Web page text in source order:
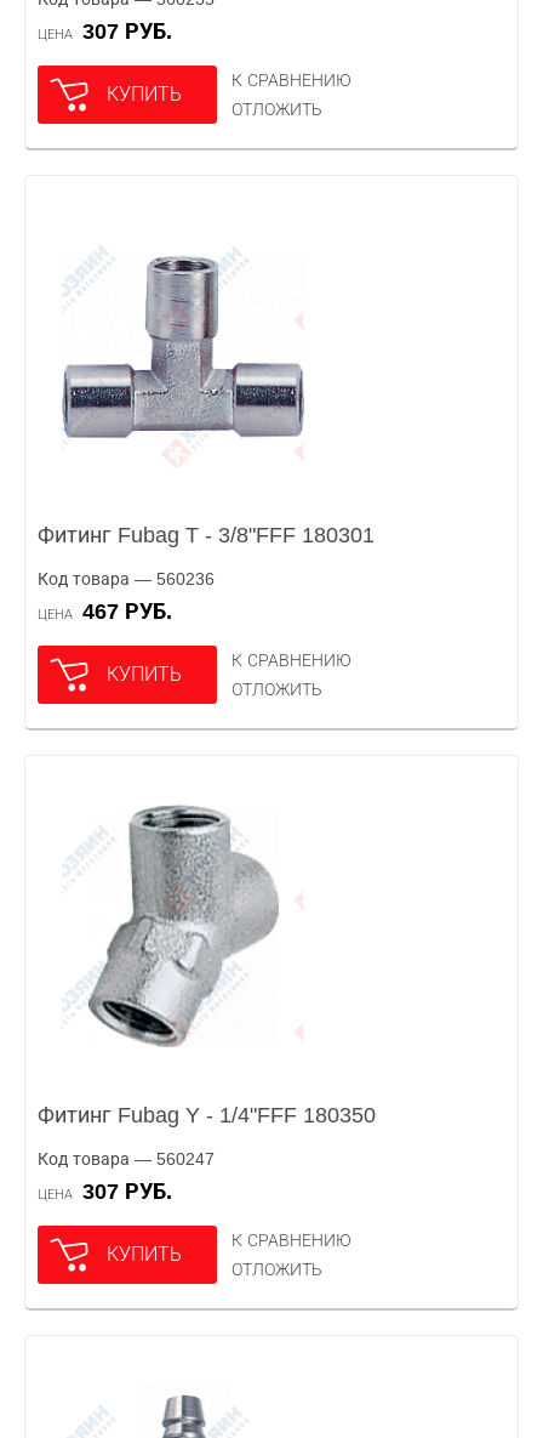
ЦЕНА 307 РУБ.
КУПИТЬ
К СРАВНЕНИЮ
ОТЛОЖИТЬ
Фитинг Fubag T - 3/8"FFF 180301
Код товара — 560236
ЦЕНА 467 РУБ.
КУПИТЬ
К СРАВНЕНИЮ
ОТЛОЖИТЬ
Фитинг Fubag Y - 1/4"FFF 180350
Код товара — 560247
ЦЕНА 307 РУБ.
КУПИТЬ
К СРАВНЕНИЮ
ОТЛОЖИТЬ